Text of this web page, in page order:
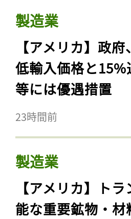
製造業
【アメリカ】政
低輸入価格と
等には優遇措置
23時間前
製造業
【アメリカ】ト
能な重要鉱物・